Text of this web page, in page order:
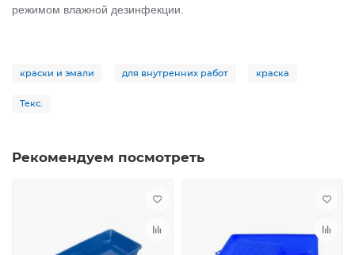
режимом влажной дезинфекции.
краски и эмали для внутренних работ краска
Текс.
Рекомендуем посмотреть